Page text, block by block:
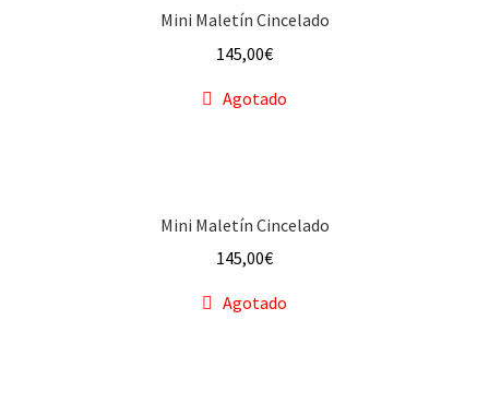
Mini Maletín Cincelado
145,00€
Agotado
Mini Maletín Cincelado
145,00€
Agotado